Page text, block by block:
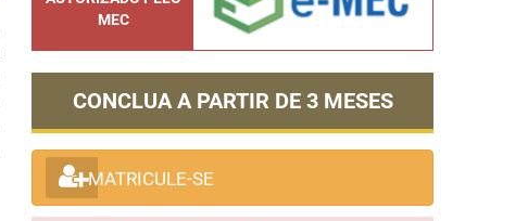
MEC
CONCLUA A PARTIR DE 3 MESES
MATRICULE-SE